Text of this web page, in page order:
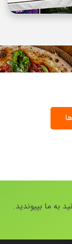
به ما بپیوندید.